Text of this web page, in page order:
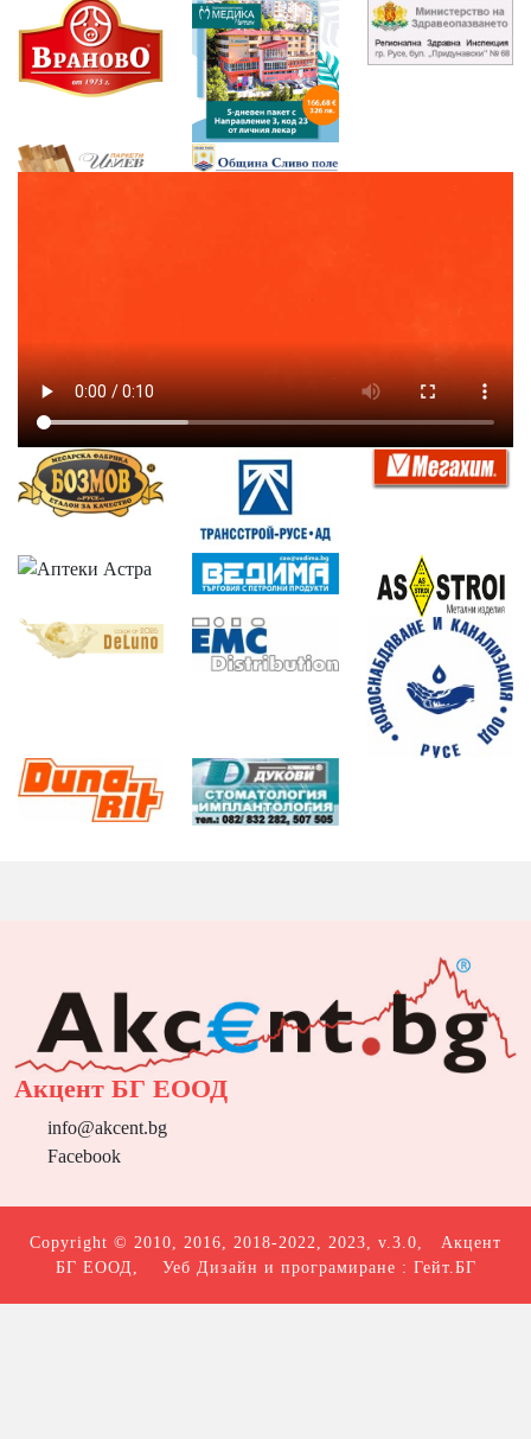
Акцент БГ ЕООД
info@akcent.bg
Facebook
Copyright © 2010, 2016, 2018-2022, 2023, v.3.0, Акцент
БГ ЕООД , Уеб Дизайн и програмиране : Гейт.БГ